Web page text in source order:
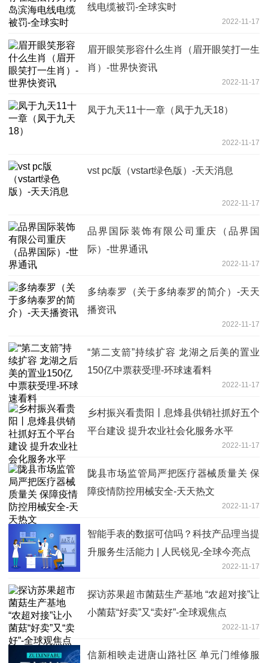
线电缆被罚-全球实时
2022-11-17
眉开眼笑形容什么生肖（眉开眼笑打一生
肖）-世界快资讯
2022-11-17
凤于九天11十一章（凤于九天18）
2022-11-17
vst pc版（vstart绿色版）-天天消息
2022-11-17
品界国际装饰有限公司重庆（品界国
际）-世界通讯
2022-11-17
多纳泰罗（关于多纳泰罗的简介）-天天
播资讯
2022-11-17
“第二支箭”持续扩容 龙湖之后美的置业
150亿中票获受理-环球速看料
2022-11-17
乡村振兴看贵阳丨息烽县供销社抓好五个
平台建设 提升农业社会化服务水平
2022-11-17
陇县市场监管局严把医疗器械质量关 保
障疫情防控用械安全-天天热文
2022-11-17
智能手表的数据可信吗？科技产品理当提
升服务生活能力 | 人民锐见-全球今亮点
2022-11-17
探访苏果超市菌菇生产基地 “农超对接”让
小菌菇“好卖”又“卖好”-全球观焦点
2022-11-17
信新相映走进唐山路社区 单元门维修服